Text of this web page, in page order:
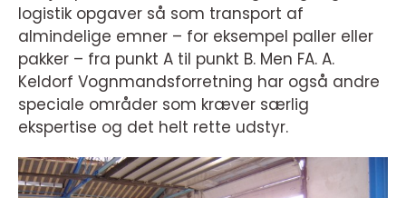
logistik opgaver så som transport af
almindelige emner – for eksempel paller eller
pakker – fra punkt A til punkt B. Men FA. A.
Keldorf Vognmandsforretning har også andre
speciale områder som kræver særlig
ekspertise og det helt rette udstyr.